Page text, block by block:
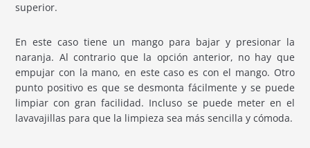
superior.
En este caso tiene un mango para bajar y presionar la
naranja. Al contrario que la opción anterior, no hay que
empujar con la mano, en este caso es con el mango. Otro
punto positivo es que se desmonta fácilmente y se puede
limpiar con gran facilidad. Incluso se puede meter en el
lavavajillas para que la limpieza sea más sencilla y cómoda.